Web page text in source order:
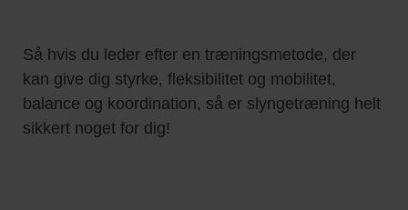
Så hvis du leder efter en træningsmetode, der
kan give dig styrke, fleksibilitet og mobilitet,
balance og koordination, så er slyngetræning helt
sikkert noget for dig!